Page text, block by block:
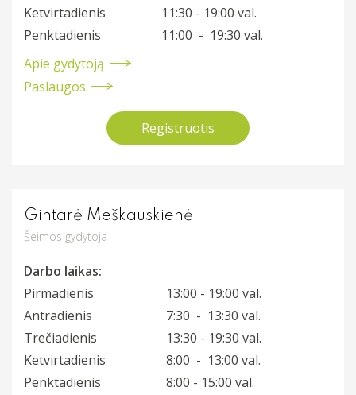
Ketvirtadienis
11:30 - 19:00 val.
Penktadienis
11:00 - 19:30 val.
Apie gydytoją
Paslaugos
Registruotis
Gintarė Meškauskienė
Šeimos gydytoja
Darbo laikas:
Pirmadienis
13:00 - 19:00 val.
Antradienis
7:30 - 13:30 val.
Trečiadienis
13:30 - 19:30 val.
Ketvirtadienis
8:00 - 13:00 val.
Penktadienis
8:00 - 15:00 val.